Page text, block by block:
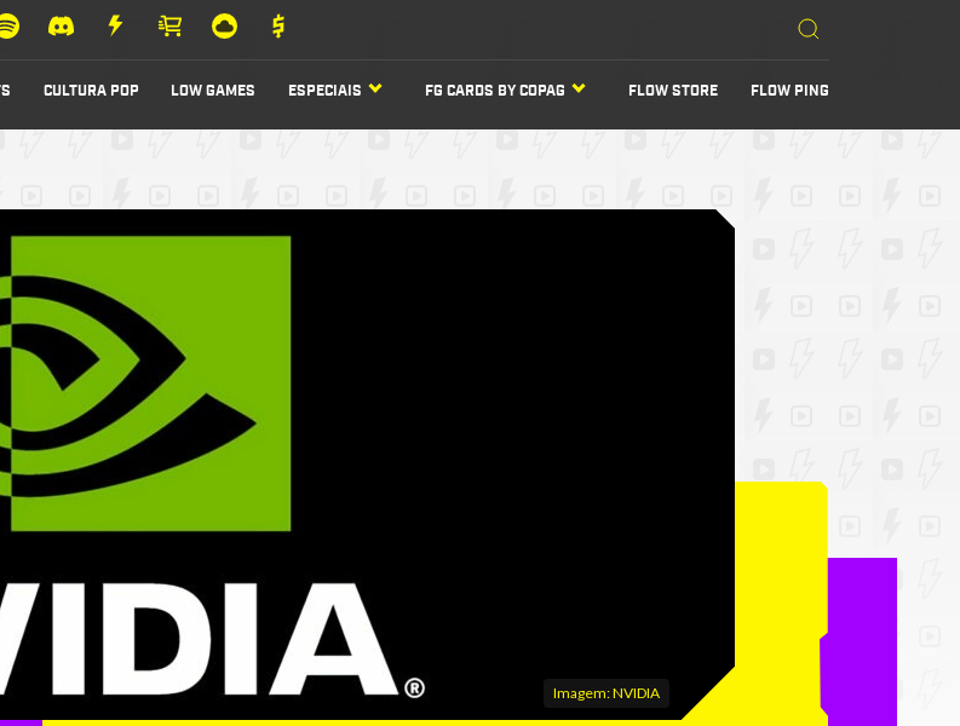
CULTURA POP LOW GAMES ESPECIAIS FG CARDS BY COPAG FLOW STORE FLOW PING
Imagem: NVIDIA